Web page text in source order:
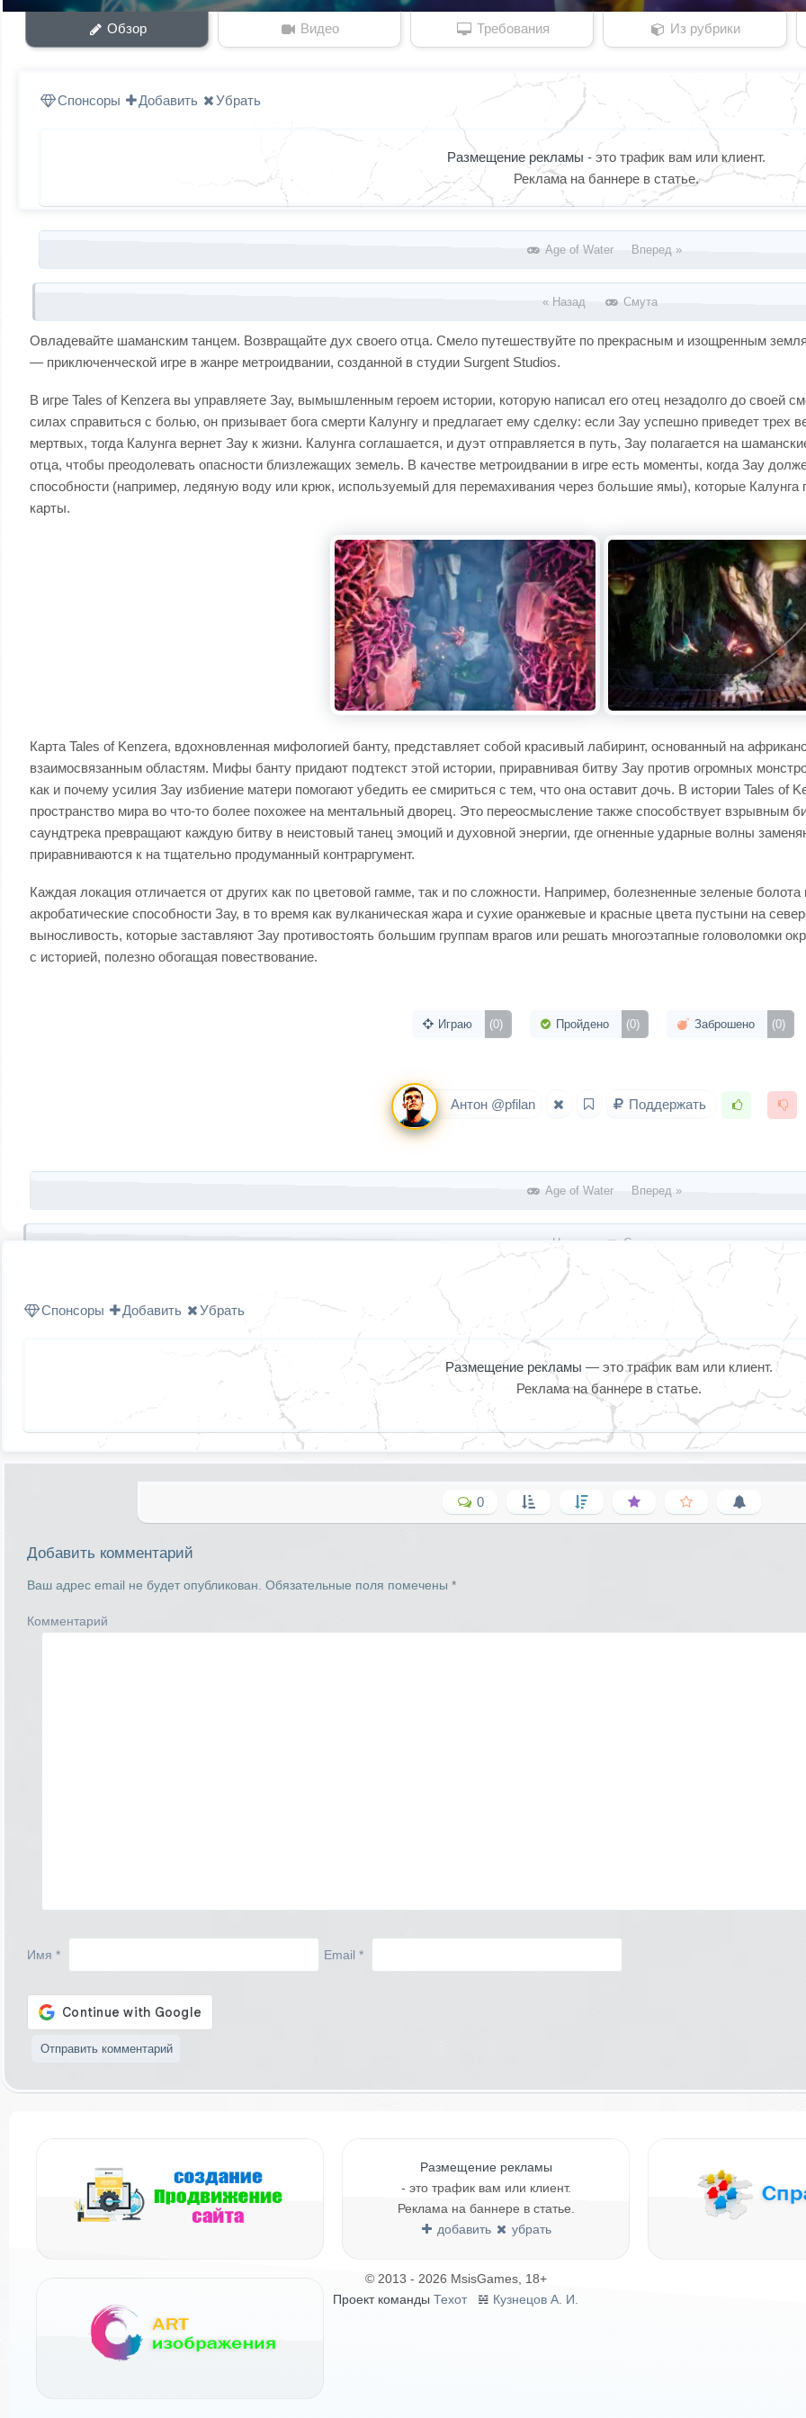
Обзор Видео Требования Из рубрики
Спонсоры Добавить Убрать
Размещение рекламы - это трафик вам или клиент.
Реклама на баннере в статье.
Запись навигация
Age of Water Вперед »
« Назад Смута
Овладевайте шаманским танцем. Возвращайте дух своего отца. Смело путешествуйте по прекрасным и изощренным
— приключенческой игре в жанре метроидвании, созданной в студии Surgent Studios.
В игре Tales of Kenzera вы управляете Зау, вымышленным героем истории, которую написал его отец незадолго до своей
силах справиться с болью, он призывает бога смерти Калунгу и предлагает ему сделку: если Зау успешно приведет трех
мертвых, тогда Калунга вернет Зау к жизни. Калунга соглашается, и дуэт отправляется в путь, Зау полагается на
отца, чтобы преодолевать опасности близлежащих земель. В качестве метроидвании в игре есть моменты, когда Зау
способности (например, ледяную воду или крюк, используемый для перемахивания через большие ямы), которые
карты.
Карта Tales of Kenzera, вдохновленная мифологией банту, представляет собой красивый лабиринт, основанный на
взаимосвязанным областям. Мифы банту придают подтекст этой истории, приравнивая битву Зау против огромных
как и почему усилия Зау избиение матери помогают убедить ее смириться с тем, что она оставит дочь. В истории Tales
пространство мира во что-то более похожее на ментальный дворец. Это переосмысление также способствует взрывным
саундтрека превращают каждую битву в неистовый танец эмоций и духовной энергии, где огненные ударные волны
приравниваются к на тщательно продуманный контраргумент.
Каждая локация отличается от других как по цветовой гамме, так и по сложности. Например, болезненные зеленые
акробатические способности Зау, в то время как вулканическая жара и сухие оранжевые и красные цвета пустыни на
выносливость, которые заставляют Зау противостоять большим группам врагов или решать многоэтапные головоломки
с историей, полезно обогащая повествование.
Играю (0) Пройдено (0) Заброшено (0)
Антон @pfilan Поддержать
Запись навигация
Age of Water Вперед »
« Назад Смута
Спонсоры Добавить Убрать
Размещение рекламы — это трафик вам или клиент.
Реклама на баннере в статье.
0
Добавить комментарий
Ваш адрес email не будет опубликован. Обязательные поля помечены *
Комментарий
Имя * Email *
Размещение рекламы
- это трафик вам или клиент.
Реклама на баннере в статье.
добавить
убрать
© 2013 - 2026 MsisGames, 18+
Проект команды Техот 𝌴 Кузнецов А. И.